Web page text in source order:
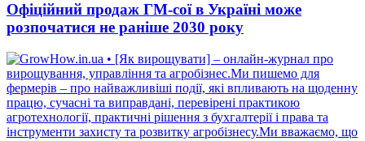
Офіційний продаж ГМ-сої в Україні може
розпочатися не раніше 2030 року